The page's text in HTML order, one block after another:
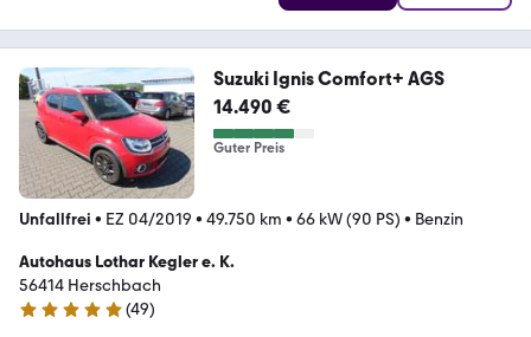
Suzuki Ignis Comfort+ AGS
14.490 €
Guter Preis
Unfallfrei • EZ 04/2019 • 49.750 km • 66 kW (90 PS) • Benzin
Autohaus Lothar Kegler e. K.
56414 Herschbach
4.9 Sterne
(49)